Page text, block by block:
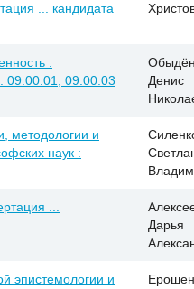
... кандидата
:
09.00.01, 09.00.03
Денис
методологии и
наук :
...
Дарья
эпистемологии и